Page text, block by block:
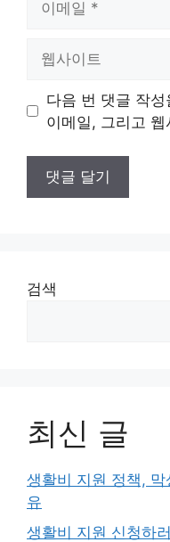
트
다음 번 댓글 작
이메일, 그리고
검색
최신 글
생활비 지원 정책,
유
생활비 지원 신청하